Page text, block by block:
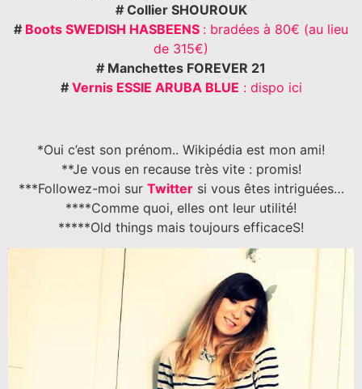
# Collier SHOUROUK
# Boots SWEDISH HASBEENS : bradées à 80€ (au lieu
de 315€)
# Manchettes FOREVER 21
# Vernis ESSIE ARUBA BLUE : dispo ici
*Oui c’est son prénom.. Wikipédia est mon ami!
**Je vous en recause très vite : promis!
***Followez-moi sur Twittersi vous êtes intriguées…
****Comme quoi, elles ont leur utilité!
*****Old things mais toujours efficaceS!